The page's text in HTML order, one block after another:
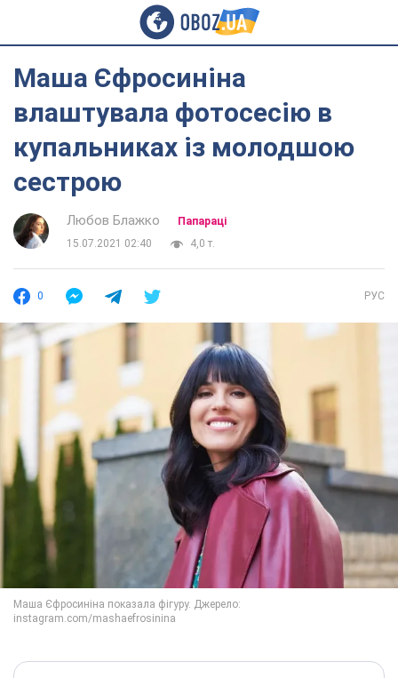
Маша Єфросиніна
влаштувала фотосесію в
купальниках із молодшою
сестрою
Любов Блажко
Папараці
15.07.2021 02:40
4,0 т.
0 РУС